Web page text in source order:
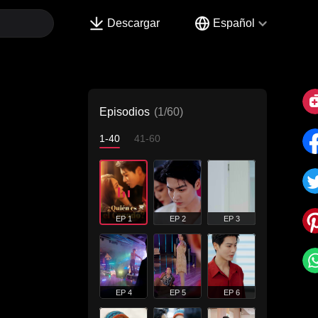
Descargar Español
Episodios (1/60)
1-40 41-60
EP 1 EP 2 EP 3
EP 4 EP 5 EP 6